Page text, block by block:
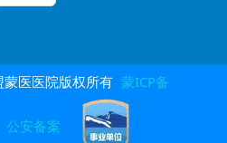
蒙医医院版权所有 蒙ICP备
公安备案